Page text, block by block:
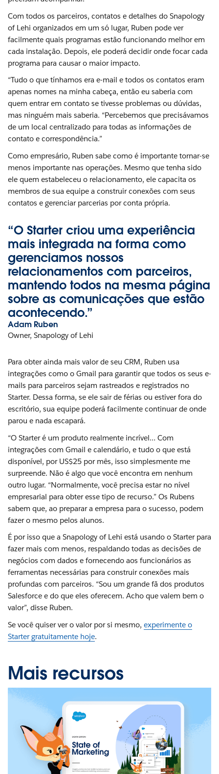
Com todos os parceiros, contatos e detalhes do Snapology
of Lehi organizados em um só lugar, Ruben pode ver
facilmente quais programas estão funcionando melhor em
cada instalação. Depois, ele poderá decidir onde focar cada
programa para causar o maior impacto.
“Tudo o que tínhamos era e-mail e todos os contatos eram
apenas nomes na minha cabeça, então eu saberia com
quem entrar em contato se tivesse problemas ou dúvidas,
mas ninguém mais saberia. “Percebemos que precisávamos
de um local centralizado para todas as informações de
contato e correspondência.”
Como empresário, Ruben sabe como é importante tornar-se
menos importante nas operações. Mesmo que tenha sido
ele quem estabeleceu o relacionamento, ele capacita os
membros de sua equipe a construir conexões com seus
contatos e gerenciar parcerias por conta própria.
“O Starter criou uma experiência
mais integrada na forma como
gerenciamos nossos
relacionamentos com parceiros,
mantendo todos na mesma página
sobre as comunicações que estão
acontecendo.”
Adam Ruben
Owner, Snapology of Lehi
Para obter ainda mais valor de seu CRM, Ruben usa
integrações como o Gmail para garantir que todos os seus e-
mails para parceiros sejam rastreados e registrados no
Starter. Dessa forma, se ele sair de férias ou estiver fora do
escritório, sua equipe poderá facilmente continuar de onde
parou e nada escapará.
“O Starter é um produto realmente incrível… Com
integrações com Gmail e calendário, e tudo o que está
disponível, por US$25 por mês, isso simplesmente me
surpreende. Não é algo que você encontra em nenhum
outro lugar. “Normalmente, você precisa estar no nível
empresarial para obter esse tipo de recurso.” Os Rubens
sabem que, ao preparar a empresa para o sucesso, podem
fazer o mesmo pelos alunos.
É por isso que a Snapology of Lehi está usando o Starter para
fazer mais com menos, respaldando todas as decisões de
negócios com dados e fornecendo aos funcionários as
ferramentas necessárias para construir conexões mais
profundas com parceiros. “Sou um grande fã dos produtos
Salesforce e do que eles oferecem. Acho que valem bem o
valor”, disse Ruben.
Se você quiser ver o valor por si mesmo, experimente o
Starter gratuitamente hoje.
Mais recursos